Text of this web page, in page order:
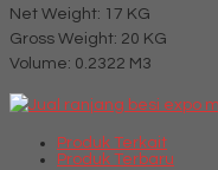
Net Weight: 17 KG
Gross Weight: 20 KG
Volume: 0.2322 M3
Produk Terkait
Produk Terbaru